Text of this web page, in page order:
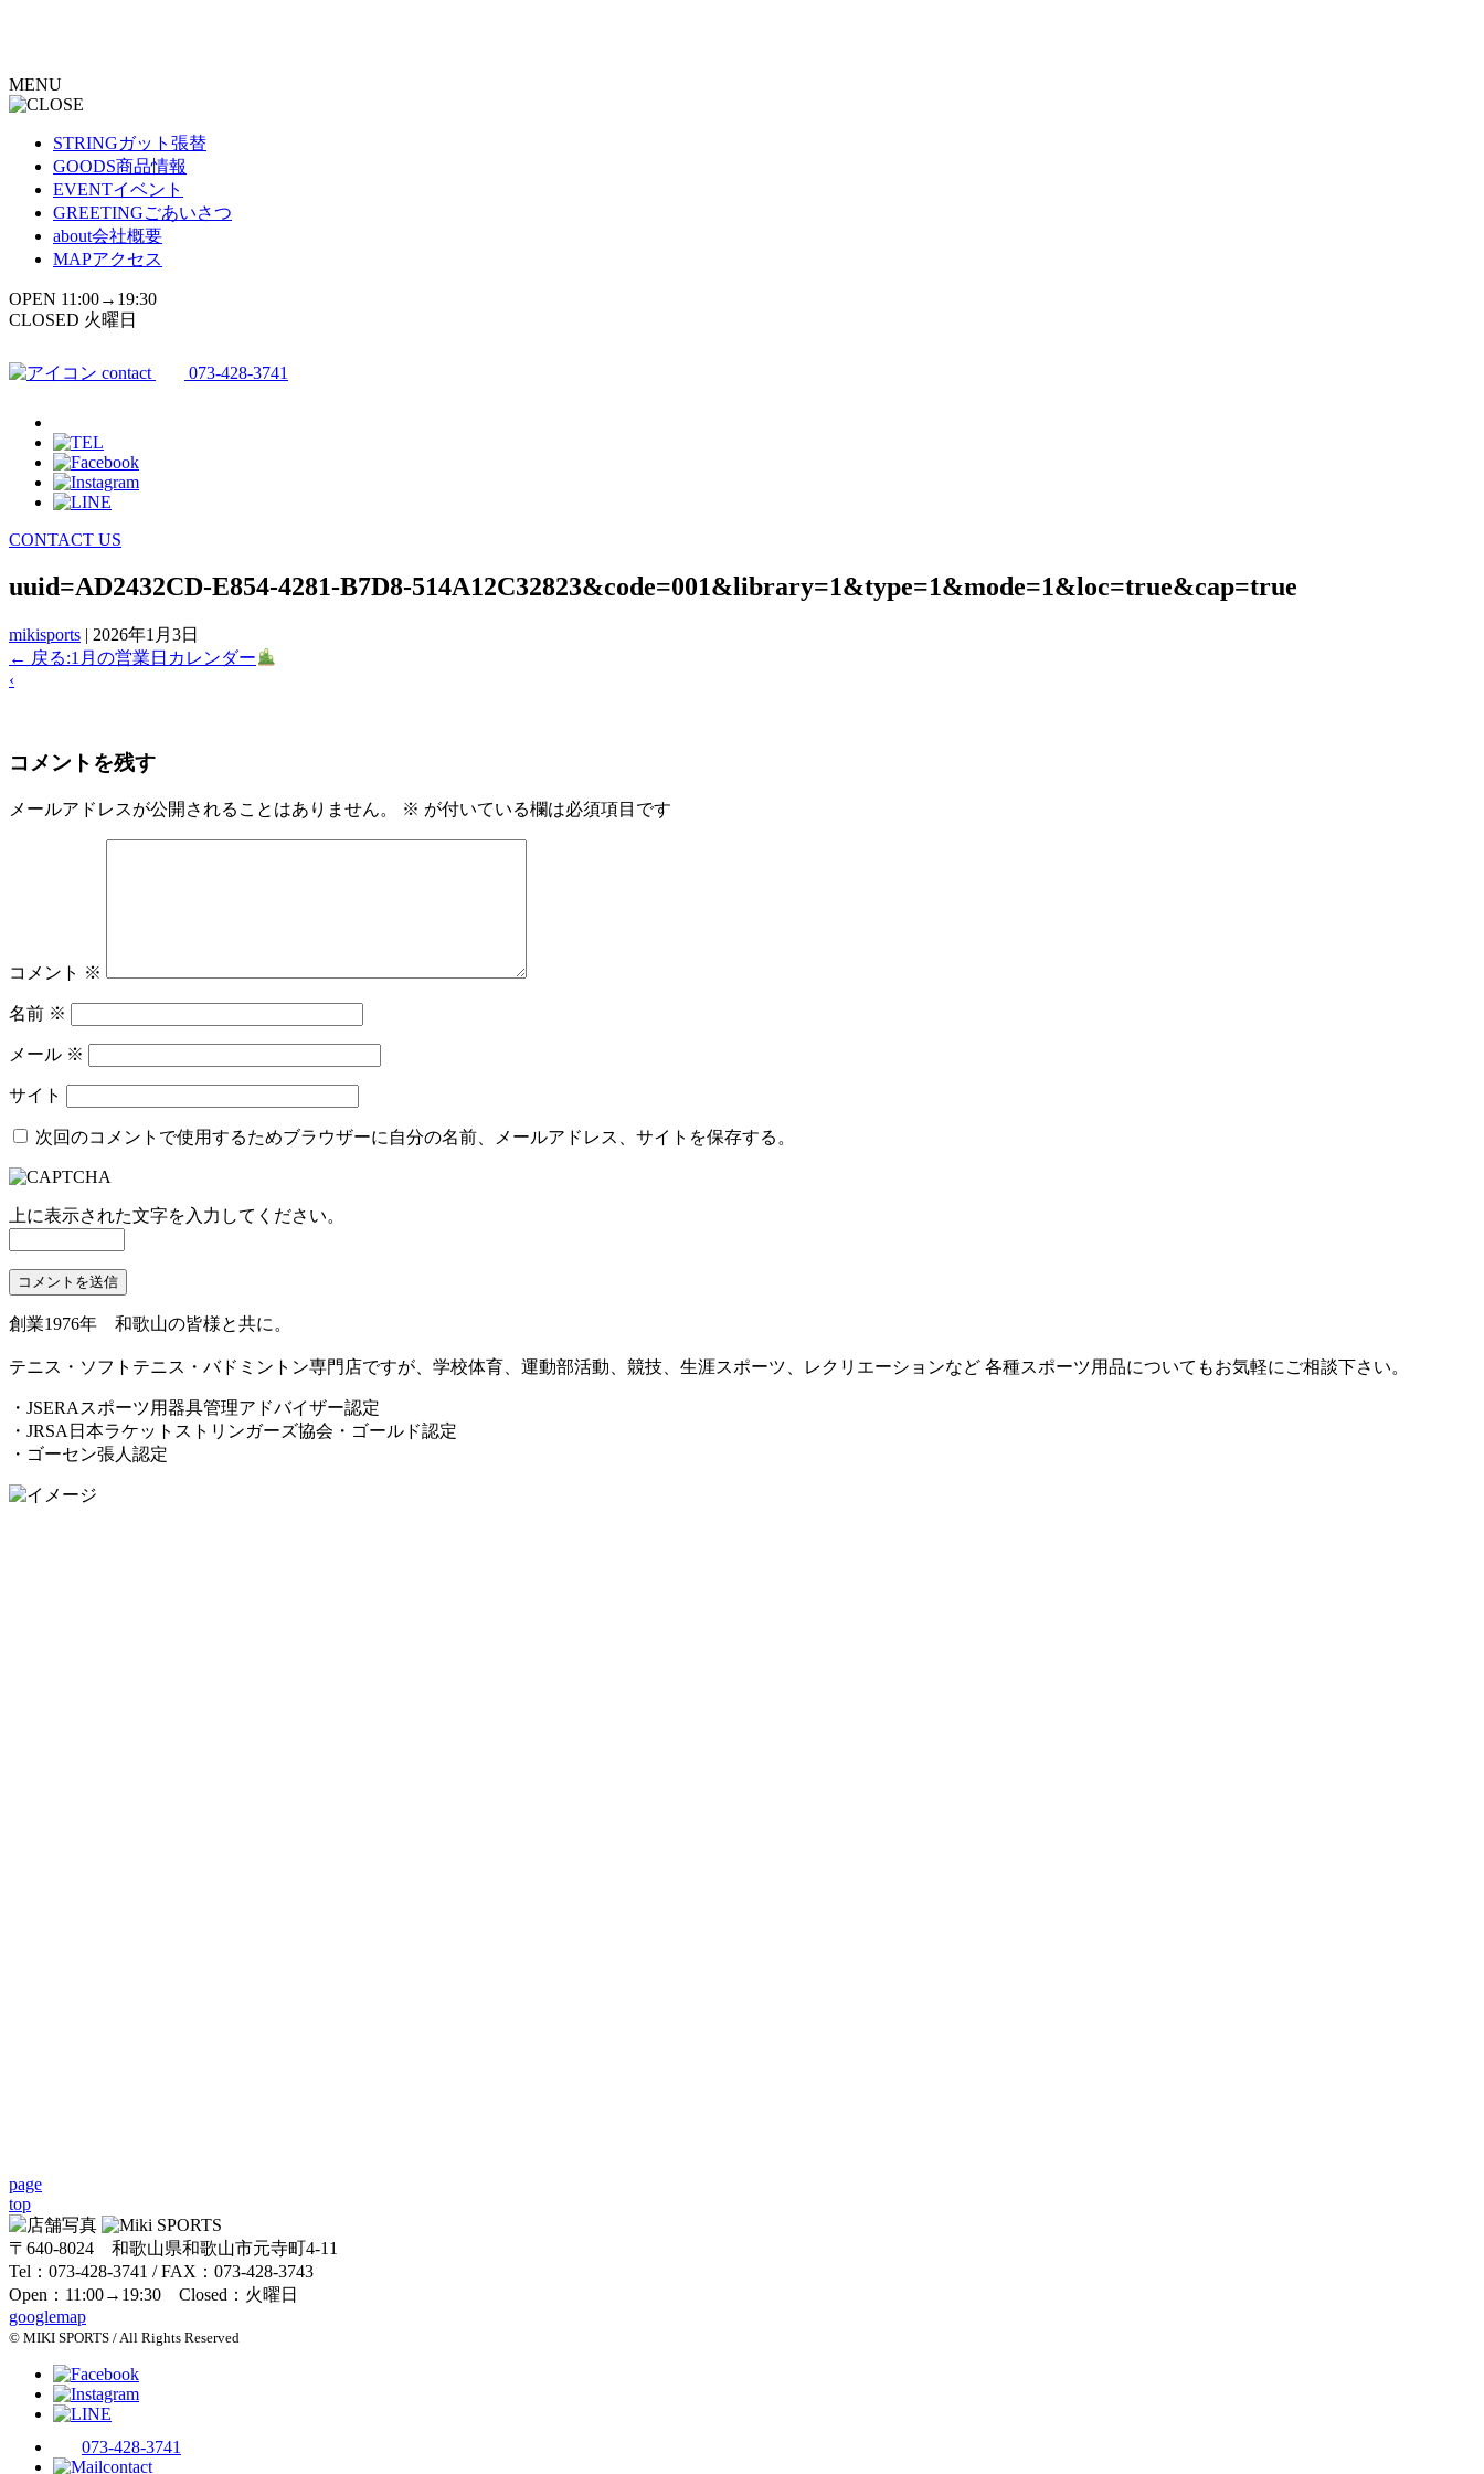
ン
ツ
MENU
STRINGガット張替
GOODS商品情報
EVENTイベント
GREETINGごあいさつ
about会社概要
MAPアクセス
OPEN 11:00→19:30
CLOSED 火曜日
contact 073-428-3741
CONTACT US
uuid=AD2432CD-E854-4281-B7D8-514A12C32823&code=001&library=1&type=1&mode=1&loc=true&cap=true
mikisports | 2026年1月3日
← 戻る:1月の営業日カレンダー
‹
コメントを残す
メールアドレスが公開されることはありません。 ※ が付いている欄は必須項目です
コメント ※
名前 ※
メール ※
サイト
次回のコメントで使用するためブラウザーに自分の名前、メールアドレス、サイトを保存する。
上に表示された文字を入力してください。
創業1976年 和歌山の皆様と共に。
テニス・ソフトテニス・バドミントン専門店ですが、学校体育、運動部活動、競技、生涯スポーツ、レクリエーションなど 各種スポーツ用品についてもお気軽にご相談下さい。
・JSERAスポーツ用器具管理アドバイザー認定
・JRSA日本ラケットストリンガーズ協会・ゴールド認定
・ゴーセン張人認定
page
top
〒640-8024 和歌山県和歌山市元寺町4-11
Tel：073-428-3741 / FAX：073-428-3743
Open：11:00→19:30 Closed：火曜日
googlemap
© MIKI SPORTS / All Rights Reserved
073-428-3741
contact